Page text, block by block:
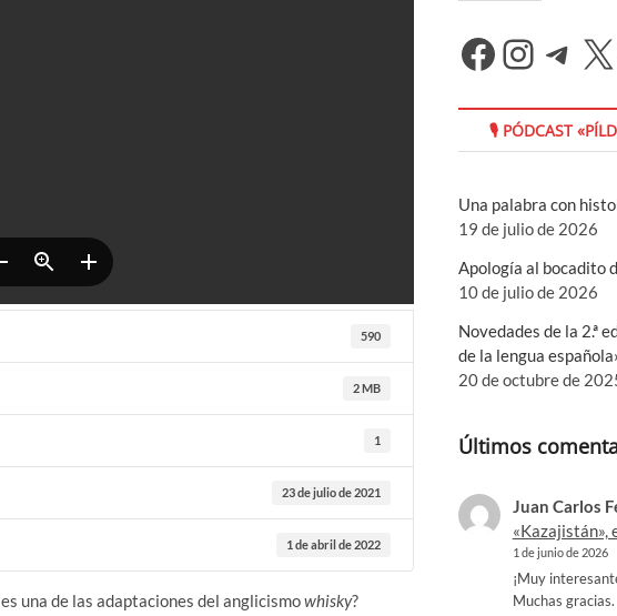
590
2 MB
1
23 de julio de 2021
1 de abril de 2022
es una de las adaptaciones del anglicismowhisky?
X
🎙 PÓDCAST
Una palabra con
19 de julio de 2026
Apología al bocadito
10 de julio de 2026
Novedades de la 2.ª
de la lengua
20 de octubre de
Últimos
Juan Carlos
«Kazajistán»,
1 de junio de 2026
¡Muy
Muchas gracias.